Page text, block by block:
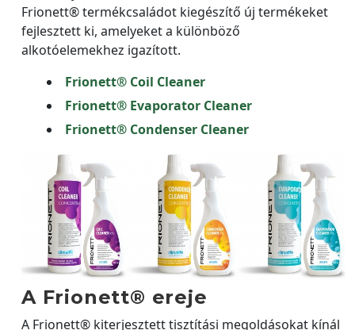
Frionett® termékcsaládot kiegészítő új termékeket
fejlesztett ki, amelyeket a különböző
alkotóelemekhez igazított.
Frionett® Coil Cleaner
Frionett® Evaporator Cleaner
Frionett® Condenser Cleaner
A Frionett® ereje
A Frionett® kiterjesztett tisztítási megoldásokat kínál